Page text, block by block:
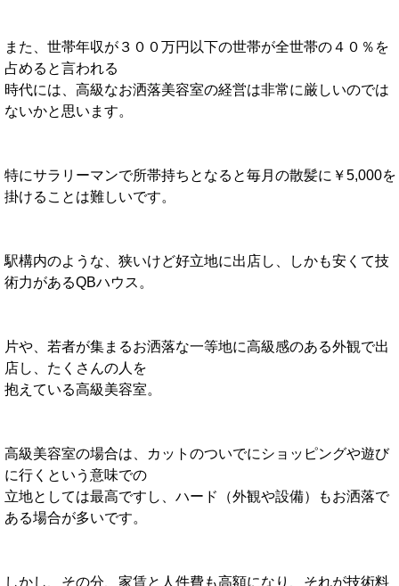
また、世帯年収が３００万円以下の世帯が全世帯の４０％を
占めると言われる
時代には、高級なお洒落美容室の経営は非常に厳しいのでは
ないかと思います。
特にサラリーマンで所帯持ちとなると毎月の散髪に￥5,000を
掛けることは難しいです。
駅構内のような、狭いけど好立地に出店し、しかも安くて技
術力があるQBハウス。
片や、若者が集まるお洒落な一等地に高級感のある外観で出
店し、たくさんの人を
抱えている高級美容室。
高級美容室の場合は、カットのついでにショッピングや遊び
に行くという意味での
立地としては最高ですし、ハード（外観や設備）もお洒落で
ある場合が多いです。
しかし、その分、家賃と人件費も高額になり、それが技術料